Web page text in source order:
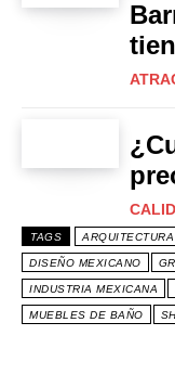
TAGS ARQUITECTURA
DISEÑO MEXICANO
INDUSTRIA MEXICANA
MUEBLES DE BAÑO